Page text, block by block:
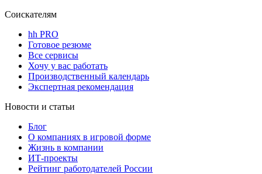
Соискателям
hh PRO
Готовое резюме
Все сервисы
Хочу у вас работать
Производственный календарь
Экспертная рекомендация
Новости и статьи
Блог
О компаниях в игровой форме
Жизнь в компании
ИТ-проекты
Рейтинг работодателей России